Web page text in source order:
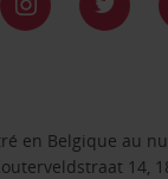
en Belgique au
14,